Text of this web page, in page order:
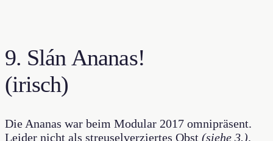
9. Slán Ananas!
(irisch)
Die Ananas war beim Modular 2017 omnipräsent.
Leider nicht als streuselverziertes Obst (siehe 3.).